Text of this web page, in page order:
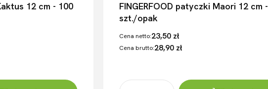
12 cm - 100
FINGERFOOD patyczki Maori 12 cm
szt./opak
Cena netto:23,50 zł
Cena brutto:28,90 zł